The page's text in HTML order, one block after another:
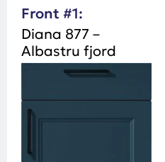
Front #1:
Diana 877 –
Albastru fjord